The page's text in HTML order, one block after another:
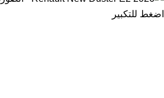
اضغط للتكبير